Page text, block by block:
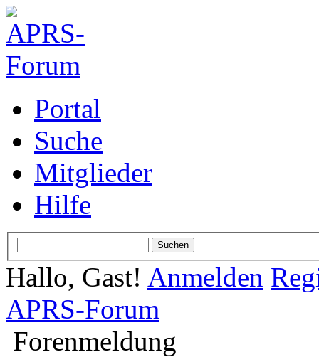
Portal
Suche
Mitglieder
Hilfe
Hallo, Gast! Anmelden
APRS-Forum
Forenmeldung